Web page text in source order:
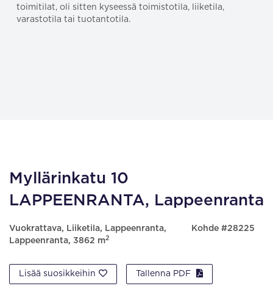
toimitilat, oli sitten kyseessä toimistotila, liiketila,
varastotila tai tuotantotila.
Myllärinkatu 10
LAPPEENRANTA, Lappeenranta
Vuokrattava, Liiketila, Lappeenranta,
Lappeenranta, 3862 m2
Kohde #28225
Lisää suosikkeihin Tallenna PDF